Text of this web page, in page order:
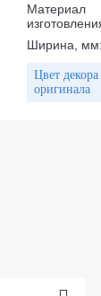
Материал
Ширина, мм:
Цвет
оригинала